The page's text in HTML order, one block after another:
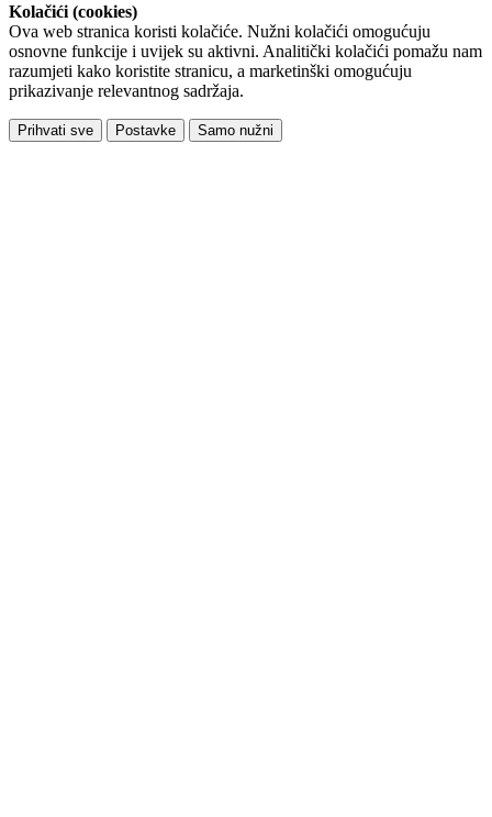
Kolačići (cookies)
Ova web stranica koristi kolačiće. Nužni kolačići omogućuju
osnovne funkcije i uvijek su aktivni. Analitički kolačići pomažu nam
razumjeti kako koristite stranicu, a marketinški omogućuju
prikazivanje relevantnog sadržaja.
Prihvati sve Postavke Samo nužni